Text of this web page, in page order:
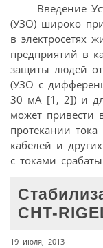
Введение
(УЗО) широко
в электросетях
предприятий в
защиты людей
(УЗО с
30 мА [1, 2]) и
может привести
протекании
кабелей и
с токами
CHT-
19 июля, 2013